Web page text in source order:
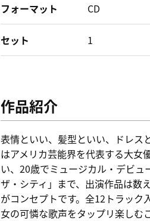
フォーマット CD
セット 1
作品紹介
表情といい、髪型といい、ドレス
はアメリカ芸能界を代表する大女
い、20歳でミュージカル・デビ
ザ・シティ」まで、出演作品は数
がコンセプトです。全12トラッ
女の可憐な歌声をタップリ楽しむ